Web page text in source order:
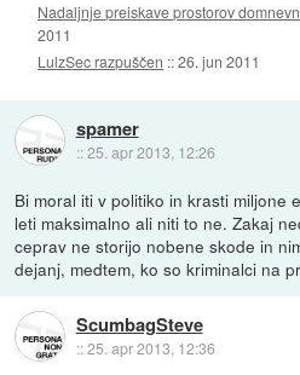
Nadaljnje preiskave prostorov
2011
LulzSec razpuščen ::26. jun 2011
spamer
::25. apr 2013, 12:26
Bi moral iti v politiko in krasti miljone
leti maksimalno ali niti to ne. Zakaj
ceprav ne storijo nobene skode in
dejanj, medtem, ko so kriminalci na
ScumbagSteve
::25. apr 2013, 12:36